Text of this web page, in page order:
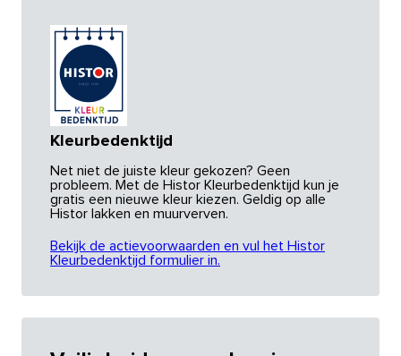
Kleurbedenktijd
Net niet de juiste kleur gekozen? Geen
probleem. Met de Histor Kleurbedenktijd kun je
gratis een nieuwe kleur kiezen. Geldig op alle
Histor lakken en muurverven.
Bekijk de actievoorwaarden en vul het Histor
Kleurbedenktijd formulier in.